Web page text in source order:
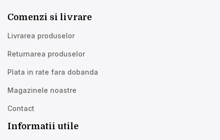
Comenzi si livrare
Livrarea produselor
Returnarea produselor
Plata in rate fara dobanda
Magazinele noastre
Contact
Informatii utile